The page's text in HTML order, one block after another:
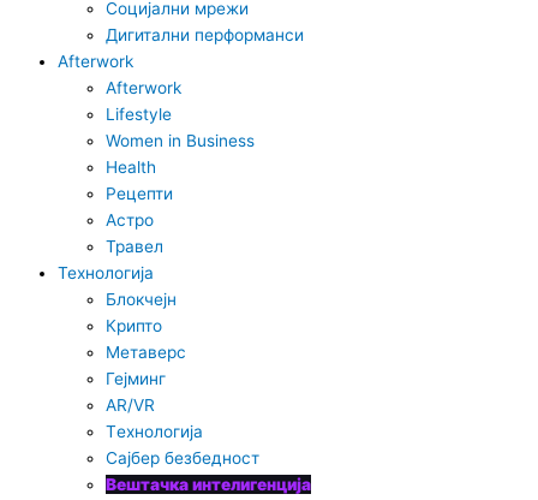
i
t
c
Социјални мрежи
Дигитални перформанси
Afterwork
Afterwork
Lifestyle
Women in Business
Health
Рецепти
Астро
Травел
Технологија
Блокчејн
Крипто
Метаверс
Гејминг
AR/VR
Tехнологија
Сајбер безбедност
Вештачка интелигенција